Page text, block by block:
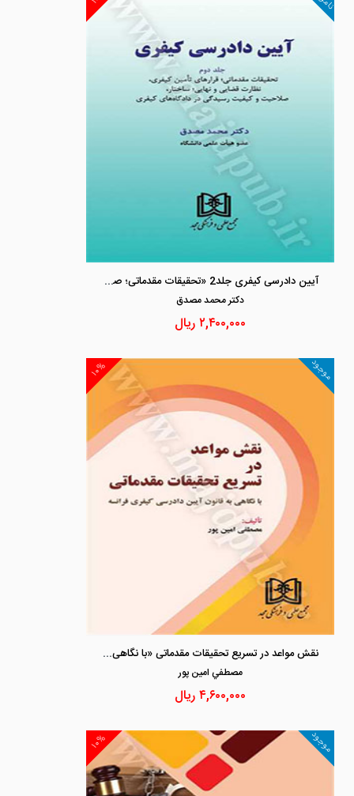
آیین دادرسی کیفری جلد2 «تحقیقات مقدماتی؛ صلاحیت رسیدگی در دادگاه های کیفری و..»
دكتر محمد مصدق
۲,۴۰۰,۰۰۰ریال
۱۰% موجود
نقش مواعد در تسریع تحقیقات مقدماتی «با نگاهی به قانون آیین دادرسی کیفری فرانسه»
مصطفي امين پور
۴,۶۰۰,۰۰۰ریال
۱۰% موجود